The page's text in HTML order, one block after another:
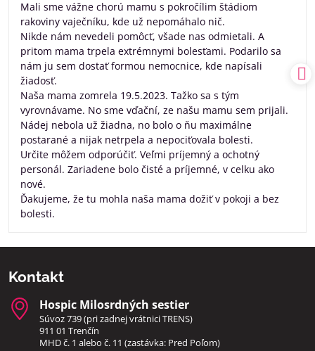
Mali sme vážne chorú mamu s pokročílim štádiom
rakoviny vaječníku, kde už nepomáhalo nič.
Nikde nám nevedeli pomôcť, všade nas odmietali. A
pritom mama trpela extrémnymi bolesťami. Podarilo sa
nám ju sem dostať formou nemocnice, kde napísali
žiadosť.
Naša mama zomrela 19.5.2023. Tažko sa s tým
vyrovnávame. No sme vďační, ze našu mamu sem prijali.
Nádej nebola už žiadna, no bolo o ňu maximálne
postarané a nijak netrpela a nepociťovala bolesti.
Určite môžem odporúčiť. Veľmi príjemný a ochotný
personál. Zariadene bolo čisté a príjemné, v celku ako
nové.
Ďakujeme, že tu mohla naša mama dožiť v pokoji a bez
bolesti.
Kontakt
Hospic Milosrdných sestier
Súvoz 739 (pri zadnej vrátnici TRENS)
911 01 Trenčín
MHD č. 1 alebo č. 11 (zastávka: Pred Poľom)